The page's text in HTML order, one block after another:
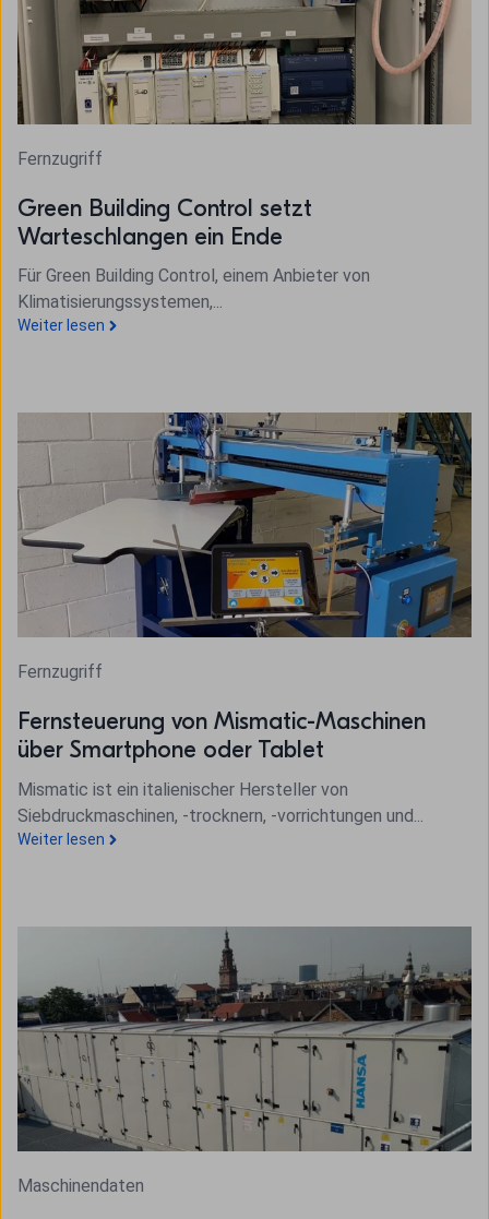
Fernzugriff
Green Building Control setzt
Warteschlangen ein Ende
Für Green Building Control, einem Anbieter von
Klimatisierungssystemen,...
Weiter lesen
Fernzugriff
Fernsteuerung von Mismatic-Maschinen
über Smartphone oder Tablet
Mismatic ist ein italienischer Hersteller von
Siebdruckmaschinen, -trocknern, -vorrichtungen und...
Weiter lesen
Maschinendaten